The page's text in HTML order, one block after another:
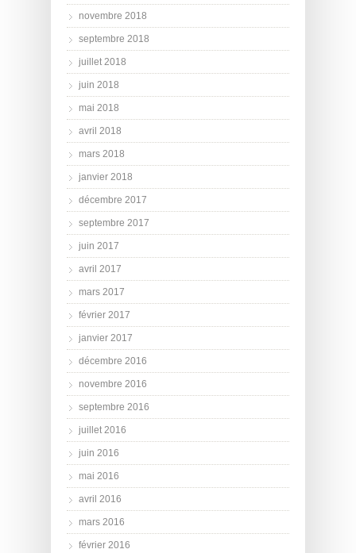
novembre 2018
septembre 2018
juillet 2018
juin 2018
mai 2018
avril 2018
mars 2018
janvier 2018
décembre 2017
septembre 2017
juin 2017
avril 2017
mars 2017
février 2017
janvier 2017
décembre 2016
novembre 2016
septembre 2016
juillet 2016
juin 2016
mai 2016
avril 2016
mars 2016
février 2016